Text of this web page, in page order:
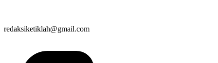
redaksiketiklah@gmail.com